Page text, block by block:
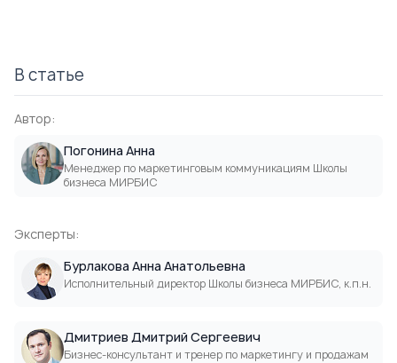
В статье
Автор:
Погонина Анна
Менеджер по маркетинговым коммуникациям Школы
бизнеса МИРБИС
Эксперты:
Бурлакова Анна Анатольевна
Исполнительный директор Школы бизнеса МИРБИС, к.п.н.
Дмитриев Дмитрий Сергеевич
Бизнес-консультант и тренер по маркетингу и продажам